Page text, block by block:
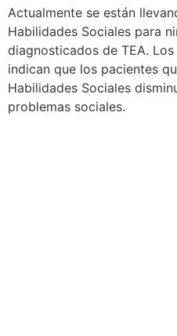
Actualmente se están
Habilidades Sociales para
diagnosticados de TEA.
indican que los pacientes
Habilidades Sociales
problemas sociales.